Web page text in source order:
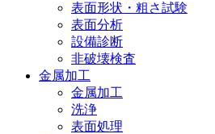
表面形状・粗さ試験
表面分析
設備診断
非破壊検査
金属加工
金属加工
洗浄
表面処理